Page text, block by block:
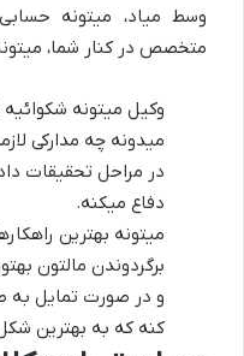
وسط میاد، میتونه
متخصص در کنار شما،
وکیل میتونه
میدونه چه مدارکی
در مراحل تحقیقات
دفاع میکنه.
میتونه بهترین
برگردوندن مالتون
و در صورت تمایل به
کنه که به بهترین